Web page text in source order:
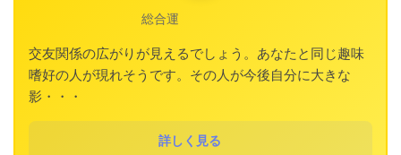
総合運
交友関係の広がりが見えるでしょう。あなたと同じ趣味
嗜好の人が現れそうです。その人が今後自分に大きな
影・・・
詳しく見る